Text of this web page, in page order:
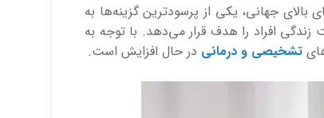
بالای جهانی، یکی از پرسودترین گزینه‌ها به
افراد را هدف قرار می‌دهد. با توجه به
تشخیصی و درمانی در حال افزایش است.